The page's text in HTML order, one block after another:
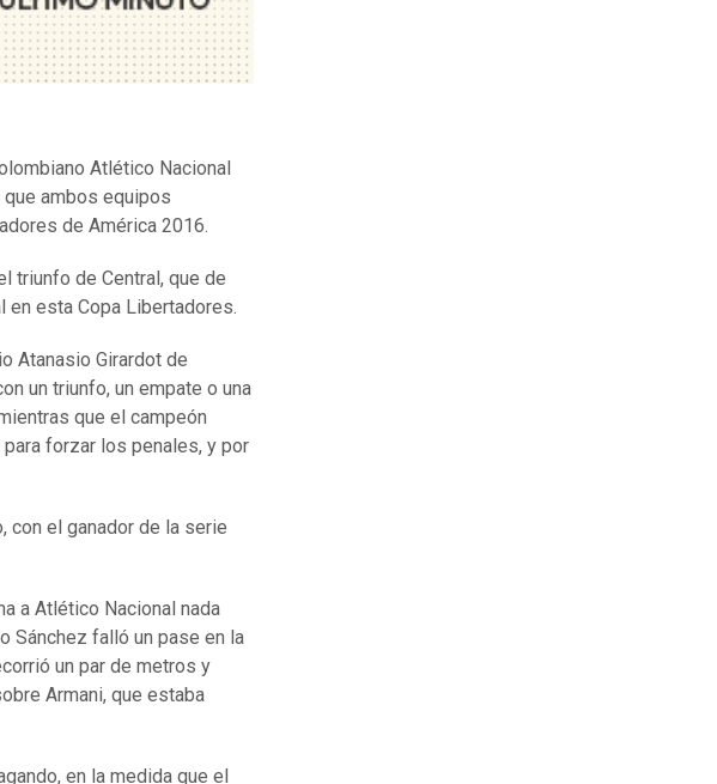
Atlético Nacional
ambos equipos
de América 2016.
triunfo de Central, que de
esta Copa Libertadores.
Atanasio Girardot de
un triunfo, un empate o una
que el campeón
forzar los penales, y por
con el ganador de la serie
a Atlético Nacional nada
Sánchez falló un pase en la
un par de metros y
Armani, que estaba
en la medida que el